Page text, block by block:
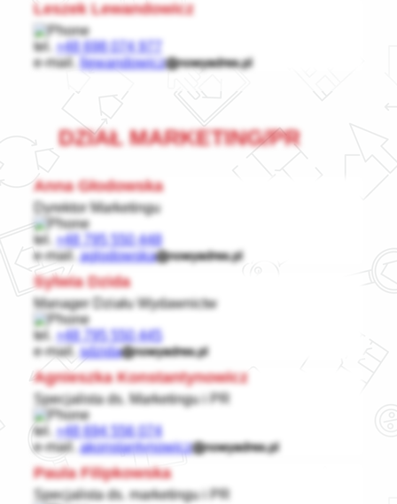
Leszek Lewandowicz
tel. +48 698 074 977
e-mail.
llewandowicz
DZIAŁ MARKETING/PR
Anna Głodowska
Dyrektor Marketingu
tel. +48 795 550 448
e-mail.aglodowska
Sylwia Dzida
Manager Działu Wydawnictw
tel. +48 795 550 445
e-mail. sdzida
Agnieszka Konstantynowicz
Specjalista ds. Marketingu i PR
tel. +48 694 556 074
e-mail.akonstantynowicz
Paula Filipkowska
Specjalista ds. marketingu i PR